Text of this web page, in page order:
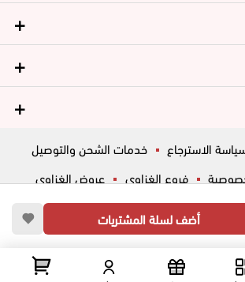
أضف لسلة المشتريات
الاسترجاع
خدمات الشحن والتوصيل
فروع الغزاوي
عروض الغزاوي
ڤاليو أسئلة شائعة